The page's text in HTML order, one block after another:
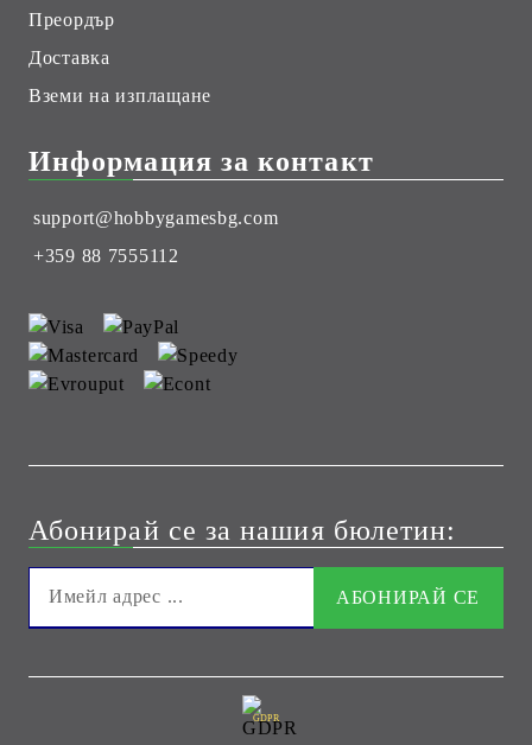
Преордър
Доставка
Вземи на изплащане
Информация за контакт
support@hobbygamesbg.com
+359 88 7555112
Абонирай се за нашия бюлетин:
GDPR